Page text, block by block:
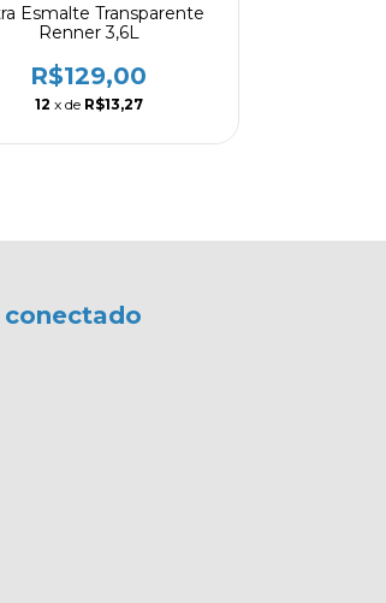
Esmalte Transparente
Renner 3,6L
R$129,00
12 x de R$13,27
conectado